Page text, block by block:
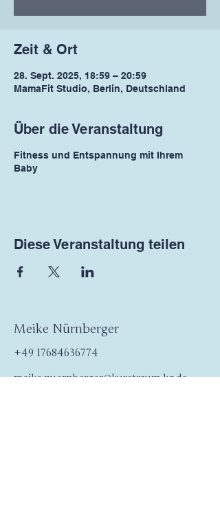
Zeit & Ort
28. Sept. 2025, 18:59 – 20:59
MamaFit Studio, Berlin, Deutschland
Über die Veranstaltung
Fitness und Entspannung mit Ihrem
Baby
Diese Veranstaltung teilen
Meike Nürnberger
+49 17684636774
meike.nuernberger@kurstraum-kg.de